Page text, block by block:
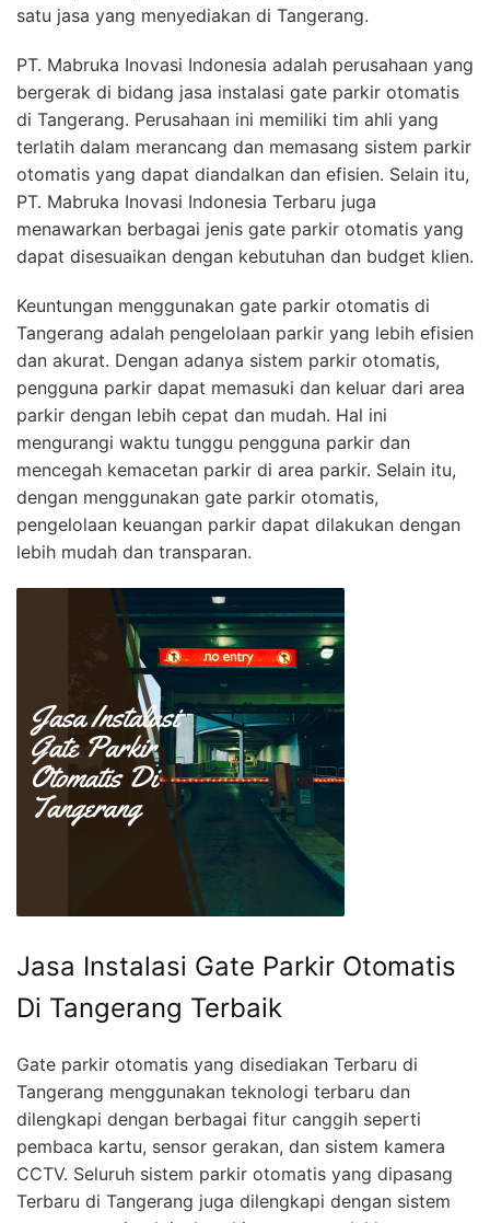
satu jasa yang menyediakan di Tangerang.
PT. Mabruka Inovasi Indonesia adalah perusahaan yang
bergerak di bidang jasa instalasi gate parkir otomatis
di Tangerang. Perusahaan ini memiliki tim ahli yang
terlatih dalam merancang dan memasang sistem parkir
otomatis yang dapat diandalkan dan efisien. Selain itu,
PT. Mabruka Inovasi Indonesia Terbaru juga
menawarkan berbagai jenis gate parkir otomatis yang
dapat disesuaikan dengan kebutuhan dan budget klien.
Keuntungan menggunakan gate parkir otomatis di
Tangerang adalah pengelolaan parkir yang lebih efisien
dan akurat. Dengan adanya sistem parkir otomatis,
pengguna parkir dapat memasuki dan keluar dari area
parkir dengan lebih cepat dan mudah. Hal ini
mengurangi waktu tunggu pengguna parkir dan
mencegah kemacetan parkir di area parkir. Selain itu,
dengan menggunakan gate parkir otomatis,
pengelolaan keuangan parkir dapat dilakukan dengan
lebih mudah dan transparan.
Jasa Instalasi Gate Parkir Otomatis
Di Tangerang Terbaik
Gate parkir otomatis yang disediakan Terbaru di
Tangerang menggunakan teknologi terbaru dan
dilengkapi dengan berbagai fitur canggih seperti
pembaca kartu, sensor gerakan, dan sistem kamera
CCTV. Seluruh sistem parkir otomatis yang dipasang
Terbaru di Tangerang juga dilengkapi dengan sistem